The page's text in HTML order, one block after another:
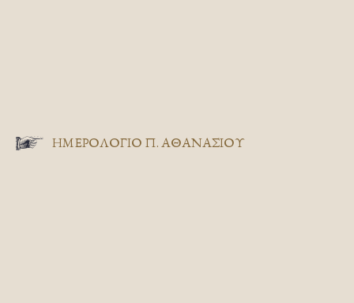
ΗΜΕΡΟΛΟΓΙΟ Π. ΑΘΑΝΑΣΙΟΥ